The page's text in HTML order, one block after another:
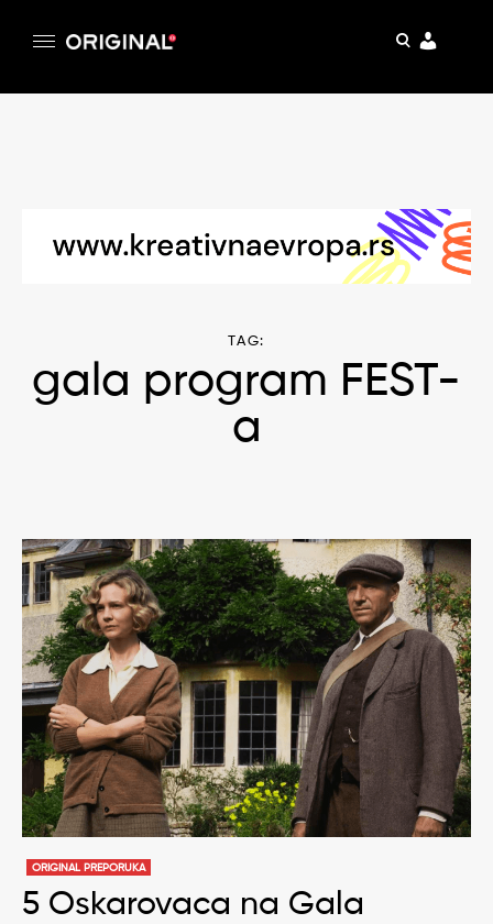
pretraga
TAG:
gala program FEST-
a
ORIGINAL PREPORUKA
5 Oskarovaca na Gala